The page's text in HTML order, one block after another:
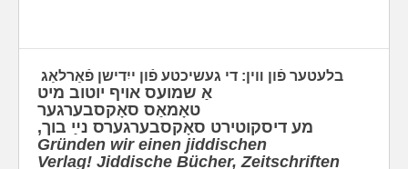
בלעטער פֿון װין: די געשיכטע פֿון ייִדישן פֿאַרלאַג
אַ שמועס אויף יוטוב מיט
טאָמאַס סאָקסבערגער
מע דיסקוטירט סאָקסבערגערס נײַ בוך,
Gründen wir einen jiddischen
Verlag! Jiddische Bücher, Zeitschriften